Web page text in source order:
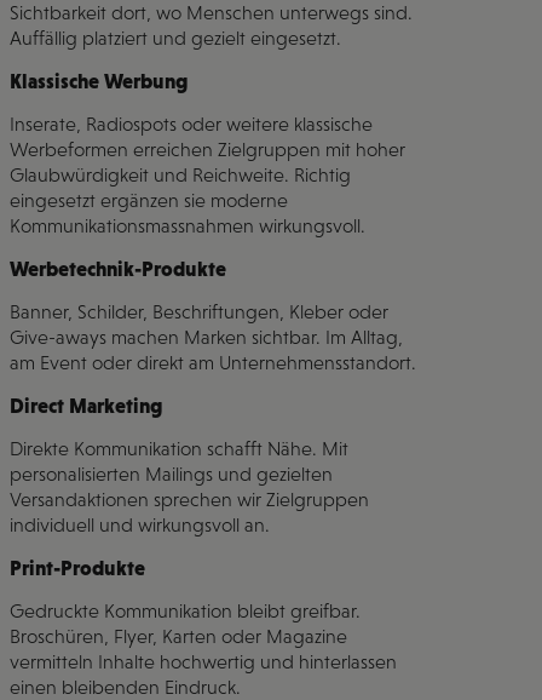
Sichtbarkeit dort, wo Menschen unterwegs sind.
Auffällig platziert und gezielt eingesetzt.
Klassische Werbung
Inserate, Radiospots oder weitere klassische
Werbeformen erreichen Zielgruppen mit hoher
Glaubwürdigkeit und Reichweite. Richtig
eingesetzt ergänzen sie moderne
Kommunikationsmassnahmen wirkungsvoll.
Werbetechnik-Produkte
Banner, Schilder, Beschriftungen, Kleber oder
Give-aways machen Marken sichtbar. Im Alltag,
am Event oder direkt am Unternehmensstandort.
Direct Marketing
Direkte Kommunikation schafft Nähe. Mit
personalisierten Mailings und gezielten
Versandaktionen sprechen wir Zielgruppen
individuell und wirkungsvoll an.
Print-Produkte
Gedruckte Kommunikation bleibt greifbar.
Broschüren, Flyer, Karten oder Magazine
vermitteln Inhalte hochwertig und hinterlassen
einen bleibenden Eindruck.